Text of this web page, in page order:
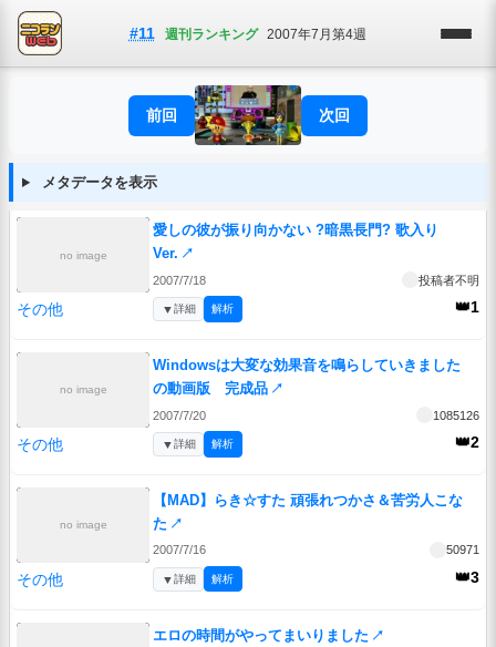
#11 週刊ランキング 2007年7月第4週
前回 次回
メタデータを表示
no image
愛しの彼が振り向かない ?暗黒長門? 歌入り
Ver. ↗
2007/7/18 投稿者不明
その他 👑1
▼詳細 解析
no image
Windowsは大変な効果音を鳴らしていきました
の動画版 完成品 ↗
2007/7/20 1085126
その他 👑2
▼詳細 解析
no image
【MAD】らき☆すた 頑張れつかさ＆苦労人こな
た ↗
2007/7/16 50971
その他 👑3
▼詳細 解析
エロの時間がやってまいりました ↗